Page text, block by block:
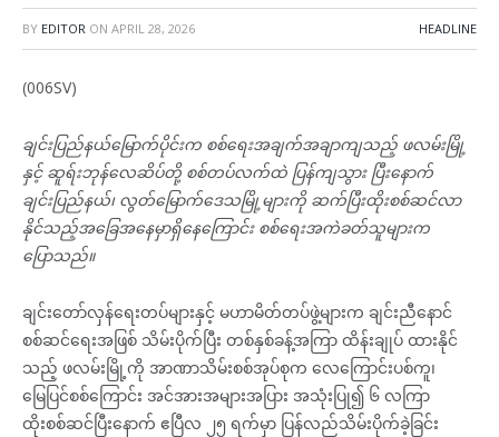
BY EDITOR ON APRIL 28, 2026 HEADLINE
(006SV)
ချင်းပြည်နယ်မြောက်ပိုင်းက စစ်ရေးအချက်အချာကျသည့် ဖလမ်းမြို့
နှင့် ဆူရ်းဘုန်လေဆိပ်တို့ စစ်တပ်လက်ထဲ ပြန်ကျသွား ပြီးနောက်
ချင်းပြည်နယ်၊ လွတ်မြောက်ဒေသမြို့များကို ဆက်ပြီးထိုးစစ်ဆင်လာ
နိုင်သည့်အခြေအနေမှာရှိနေကြောင်း စစ်ရေးအကဲခတ်သူများက
ပြောသည်။
ချင်းတော်လှန်ရေးတပ်များနှင့် မဟာမိတ်တပ်ဖွဲ့များက ချင်းညီနောင်
စစ်ဆင်ရေးအဖြစ် သိမ်းပိုက်ပြီး တစ်နှစ်ခန့်အကြာ ထိန်းချုပ် ထားနိုင်
သည့် ဖလမ်းမြို့ကို အာဏာသိမ်းစစ်အုပ်စုက လေကြောင်းပစ်ကူ၊
မြေပြင်စစ်ကြောင်း အင်အားအများအပြား အသုံးပြု၍ ၆ လကြာ
ထိုးစစ်ဆင်ပြီးနောက် ဧပြီလ ၂၅ ရက်မှာ ပြန်လည်သိမ်းပိုက်ခဲ့ခြင်း